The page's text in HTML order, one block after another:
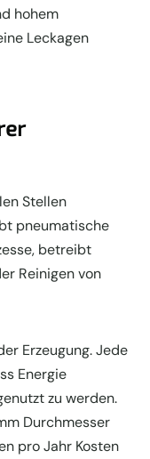
hohem
Leckagen
Stellen
pneumatische
betreibt
Reinigen von
Erzeugung. Jede
Energie
zu werden.
Durchmesser
pro Jahr Kosten